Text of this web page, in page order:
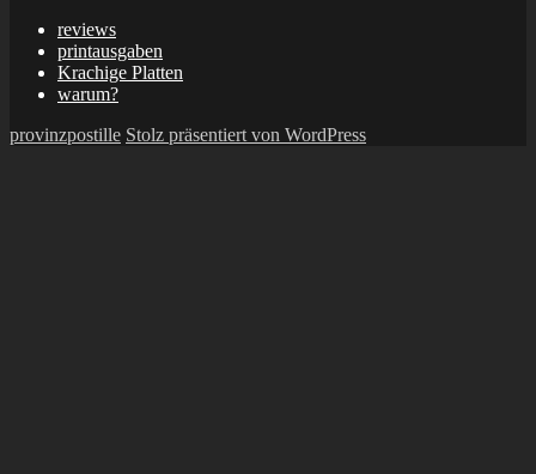
reviews
printausgaben
Krachige Platten
warum?
provinzpostille Stolz präsentiert von WordPress